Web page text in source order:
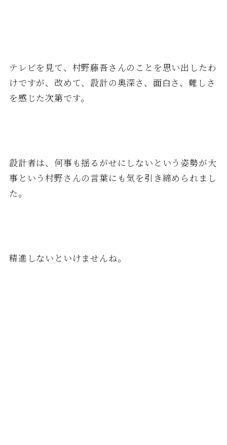
テレビを見て、村野藤吾さんのことを思い出したわ
けですが、改めて、設計の奥深さ、面白さ、難しさ
を感じた次第です。
設計者は、何事も揺るがせにしないという姿勢が大
事という村野さんの言葉にも気を引き締められまし
た。
精進しないといけませんね。